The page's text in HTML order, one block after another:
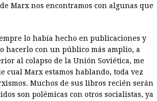
k Marx nos encontramos con algunas que
lo había hecho en publicaciones y
hacerlo con un público más amplio, a
al colapso de la Unión Soviética, me
Marx estamos hablando, toda vez
Muchos de sus libros recién serán
son polémicas con otros socialistas, ya